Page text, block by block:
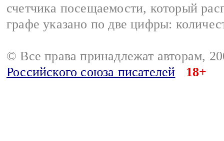
счетчика посещаемости, который
графе указано по две цифры:
© Все права принадлежат авторам,
Российского союза писателей
18+